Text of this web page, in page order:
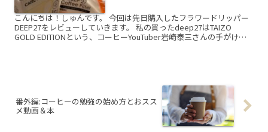
こんにちは！しゅんです。 今回は先日購入したフラワードリッパー
DEEP27をレビューしていきます。 私の買ったdeep27はTAIZO
GOLD EDITIONという、コーヒーYouTuber岩崎泰三さんの手がけた
番外編:コーヒーの勉強の始め方とおスス
メ動画＆本